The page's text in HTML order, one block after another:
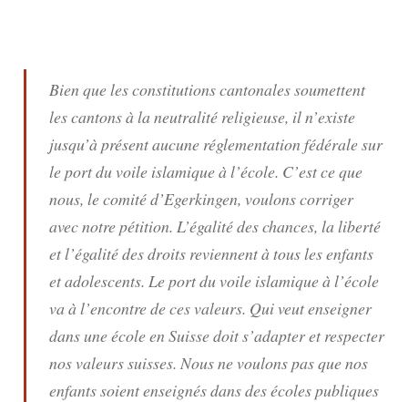
Bien que les constitutions cantonales soumettent
les cantons à la neutralité religieuse, il n’existe
jusqu’à présent aucune réglementation fédérale sur
le port du voile islamique à l’école. C’est ce que
nous, le comité d’Egerkingen, voulons corriger
avec notre pétition. L’égalité des chances, la liberté
et l’égalité des droits reviennent à tous les enfants
et adolescents. Le port du voile islamique à l’école
va à l’encontre de ces valeurs. Qui veut enseigner
dans une école en Suisse doit s’adapter et respecter
nos valeurs suisses. Nous ne voulons pas que nos
enfants soient enseignés dans des écoles publiques